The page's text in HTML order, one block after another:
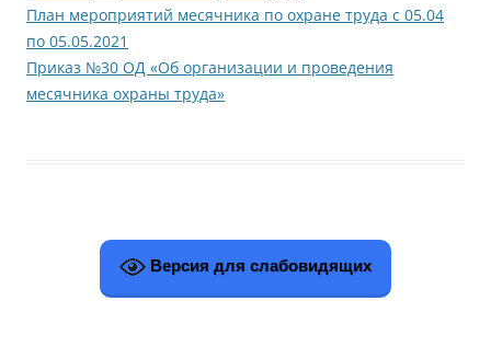
План мероприятий месячника по охране труда с 05.04
по 05.05.2021
Приказ №30 ОД «Об организации и проведения
месячника охраны труда»
Версия для слабовидящих